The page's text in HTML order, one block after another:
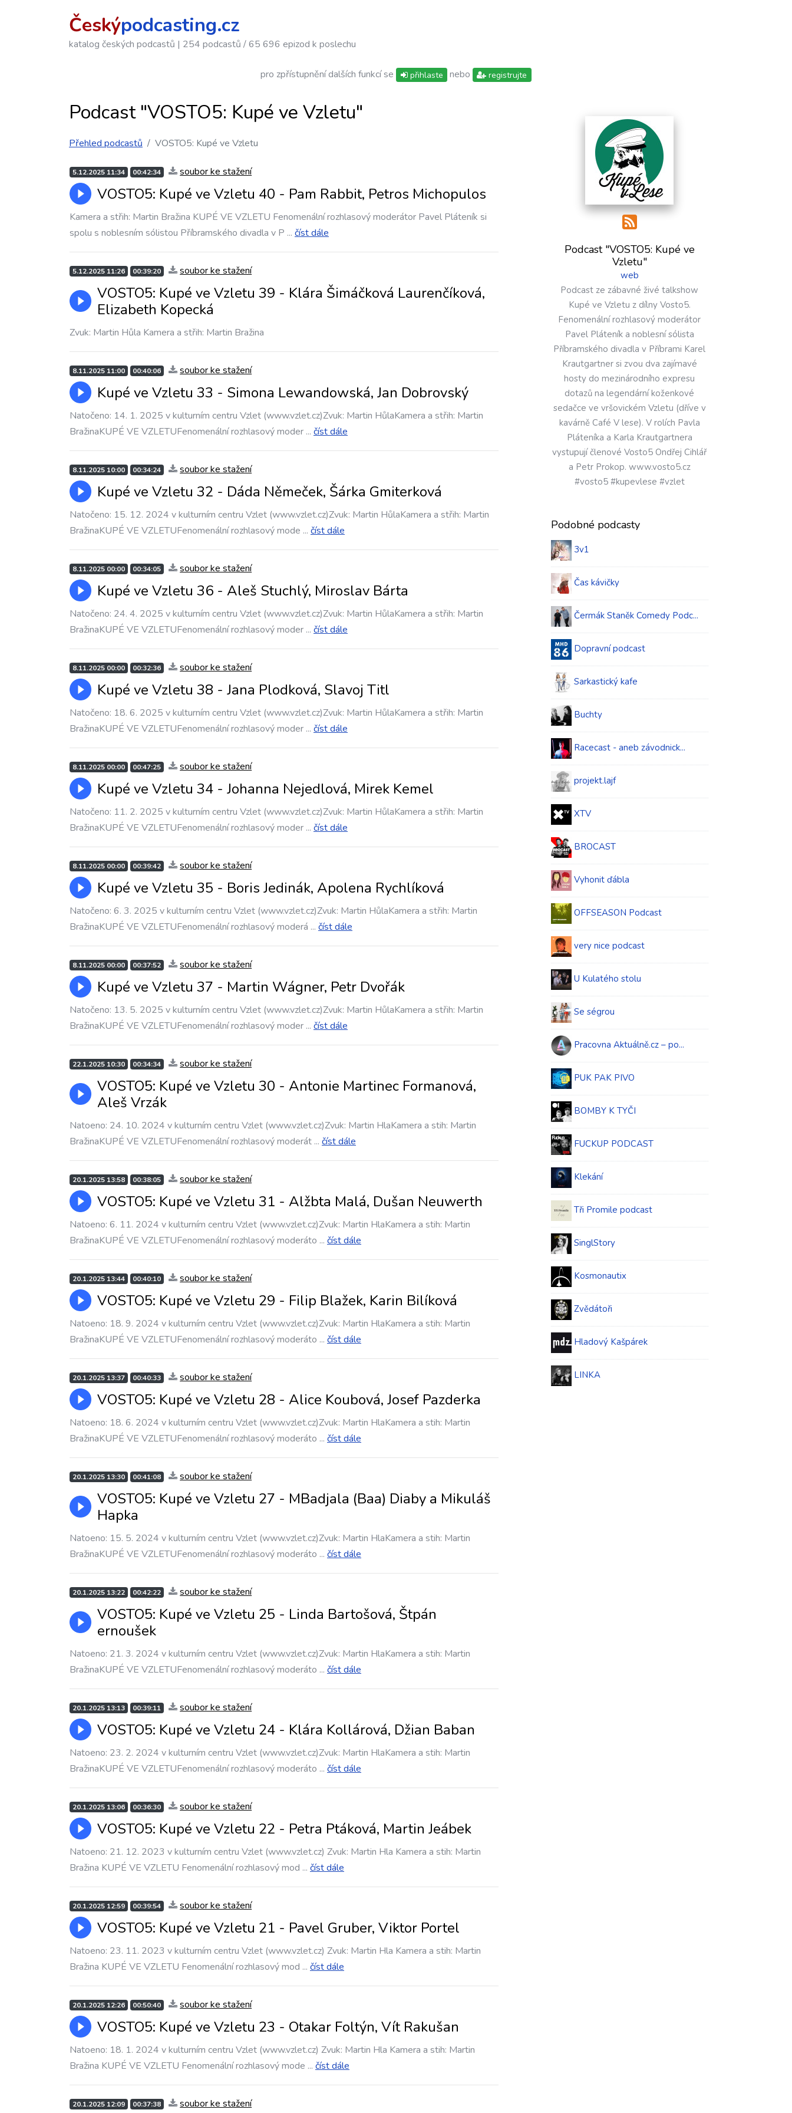
Českýpodcasting.cz
katalog českých podcastů | 254 podcastů / 65 696 epizod k poslechu
pro zpřístupnění dalších funkcí se přihlaste nebo registrujte
Podcast "VOSTO5: Kupé ve Vzletu"
Přehled podcastů VOSTO5: Kupé ve Vzletu
5.12.2025 11:34 00:42:34 soubor ke stažení
VOSTO5: Kupé ve Vzletu 40 - Pam Rabbit, Petros Michopulos
Kamera a střih: Martin Bražina KUPÉ VE VZLETU Fenomenální rozhlasový moderátor Pavel Pláteník si
spolu s noblesním sólistou Příbramského divadla v P ... číst dále
5.12.2025 11:26 00:39:20 soubor ke stažení
VOSTO5: Kupé ve Vzletu 39 - Klára Šimáčková Laurenčíková,
Elizabeth Kopecká
Zvuk: Martin Hůla Kamera a střih: Martin Bražina
8.11.2025 11:00 00:40:06 soubor ke stažení
Kupé ve Vzletu 33 - Simona Lewandowská, Jan Dobrovský
Natočeno: 14. 1. 2025 v kulturním centru Vzlet (www.vzlet.cz)Zvuk: Martin HůlaKamera a střih: Martin
BražinaKUPÉ VE VZLETUFenomenální rozhlasový moder ... číst dále
8.11.2025 10:00 00:34:24 soubor ke stažení
Kupé ve Vzletu 32 - Dáda Němeček, Šárka Gmiterková
Natočeno: 15. 12. 2024 v kulturním centru Vzlet (www.vzlet.cz)Zvuk: Martin HůlaKamera a střih: Martin
BražinaKUPÉ VE VZLETUFenomenální rozhlasový mode ... číst dále
8.11.2025 00:00 00:34:05 soubor ke stažení
Kupé ve Vzletu 36 - Aleš Stuchlý, Miroslav Bárta
Natočeno: 24. 4. 2025 v kulturním centru Vzlet (www.vzlet.cz)Zvuk: Martin HůlaKamera a střih: Martin
BražinaKUPÉ VE VZLETUFenomenální rozhlasový moder ... číst dále
8.11.2025 00:00 00:32:36 soubor ke stažení
Kupé ve Vzletu 38 - Jana Plodková, Slavoj Titl
Natočeno: 18. 6. 2025 v kulturním centru Vzlet (www.vzlet.cz)Zvuk: Martin HůlaKamera a střih: Martin
BražinaKUPÉ VE VZLETUFenomenální rozhlasový moder ... číst dále
8.11.2025 00:00 00:47:25 soubor ke stažení
Kupé ve Vzletu 34 - Johanna Nejedlová, Mirek Kemel
Natočeno: 11. 2. 2025 v kulturním centru Vzlet (www.vzlet.cz)Zvuk: Martin HůlaKamera a střih: Martin
BražinaKUPÉ VE VZLETUFenomenální rozhlasový moder ... číst dále
8.11.2025 00:00 00:39:42 soubor ke stažení
Kupé ve Vzletu 35 - Boris Jedinák, Apolena Rychlíková
Natočeno: 6. 3. 2025 v kulturním centru Vzlet (www.vzlet.cz)Zvuk: Martin HůlaKamera a střih: Martin
BražinaKUPÉ VE VZLETUFenomenální rozhlasový moderá ... číst dále
8.11.2025 00:00 00:37:52 soubor ke stažení
Kupé ve Vzletu 37 - Martin Wágner, Petr Dvořák
Natočeno: 13. 5. 2025 v kulturním centru Vzlet (www.vzlet.cz)Zvuk: Martin HůlaKamera a střih: Martin
BražinaKUPÉ VE VZLETUFenomenální rozhlasový moder ... číst dále
22.1.2025 10:30 00:34:34 soubor ke stažení
VOSTO5: Kupé ve Vzletu 30 - Antonie Martinec Formanová,
Aleš Vrzák
Natoeno: 24. 10. 2024 v kulturním centru Vzlet (www.vzlet.cz)Zvuk: Martin HlaKamera a stih: Martin
BražinaKUPÉ VE VZLETUFenomenální rozhlasový moderát ... číst dále
20.1.2025 13:58 00:38:05 soubor ke stažení
VOSTO5: Kupé ve Vzletu 31 - Alžbta Malá, Dušan Neuwerth
Natoeno: 6. 11. 2024 v kulturním centru Vzlet (www.vzlet.cz)Zvuk: Martin HlaKamera a stih: Martin
BražinaKUPÉ VE VZLETUFenomenální rozhlasový moderáto ... číst dále
20.1.2025 13:44 00:40:10 soubor ke stažení
VOSTO5: Kupé ve Vzletu 29 - Filip Blažek, Karin Bilíková
Natoeno: 18. 9. 2024 v kulturním centru Vzlet (www.vzlet.cz)Zvuk: Martin HlaKamera a stih: Martin
BražinaKUPÉ VE VZLETUFenomenální rozhlasový moderáto ... číst dále
20.1.2025 13:37 00:40:33 soubor ke stažení
VOSTO5: Kupé ve Vzletu 28 - Alice Koubová, Josef Pazderka
Natoeno: 18. 6. 2024 v kulturním centru Vzlet (www.vzlet.cz)Zvuk: Martin HlaKamera a stih: Martin
BražinaKUPÉ VE VZLETUFenomenální rozhlasový moderáto ... číst dále
20.1.2025 13:30 00:41:08 soubor ke stažení
VOSTO5: Kupé ve Vzletu 27 - MBadjala (Baa) Diaby a Mikuláš
Hapka
Natoeno: 15. 5. 2024 v kulturním centru Vzlet (www.vzlet.cz)Zvuk: Martin HlaKamera a stih: Martin
BražinaKUPÉ VE VZLETUFenomenální rozhlasový moderáto ... číst dále
20.1.2025 13:22 00:42:22 soubor ke stažení
VOSTO5: Kupé ve Vzletu 25 - Linda Bartošová, Štpán
ernoušek
Natoeno: 21. 3. 2024 v kulturním centru Vzlet (www.vzlet.cz)Zvuk: Martin HlaKamera a stih: Martin
BražinaKUPÉ VE VZLETUFenomenální rozhlasový moderáto ... číst dále
20.1.2025 13:13 00:39:11 soubor ke stažení
VOSTO5: Kupé ve Vzletu 24 - Klára Kollárová, Džian Baban
Natoeno: 23. 2. 2024 v kulturním centru Vzlet (www.vzlet.cz)Zvuk: Martin HlaKamera a stih: Martin
BražinaKUPÉ VE VZLETUFenomenální rozhlasový moderáto ... číst dále
20.1.2025 13:06 00:36:30 soubor ke stažení
VOSTO5: Kupé ve Vzletu 22 - Petra Ptáková, Martin Jeábek
Natoeno: 21. 12. 2023 v kulturním centru Vzlet (www.vzlet.cz) Zvuk: Martin Hla Kamera a stih: Martin
Bražina KUPÉ VE VZLETU Fenomenální rozhlasový mod ... číst dále
20.1.2025 12:59 00:39:54 soubor ke stažení
VOSTO5: Kupé ve Vzletu 21 - Pavel Gruber, Viktor Portel
Natoeno: 23. 11. 2023 v kulturním centru Vzlet (www.vzlet.cz) Zvuk: Martin Hla Kamera a stih: Martin
Bražina KUPÉ VE VZLETU Fenomenální rozhlasový mod ... číst dále
20.1.2025 12:26 00:50:40 soubor ke stažení
VOSTO5: Kupé ve Vzletu 23 - Otakar Foltýn, Vít Rakušan
Natoeno: 18. 1. 2024 v kulturním centru Vzlet (www.vzlet.cz) Zvuk: Martin Hla Kamera a stih: Martin
Bražina KUPÉ VE VZLETU Fenomenální rozhlasový mode ... číst dále
20.1.2025 12:09 00:37:38 soubor ke stažení
Podcast "VOSTO5: Kupé ve
Vzletu"
web
Podcast ze zábavné živé talkshow
Kupé ve Vzletu z dílny Vosto5.
Fenomenální rozhlasový moderátor
Pavel Pláteník a noblesní sólista
Příbramského divadla v Příbrami Karel
Krautgartner si zvou dva zajímavé
hosty do mezinárodního expresu
dotazů na legendární koženkové
sedačce ve vršovickém Vzletu (dříve v
kavárně Café V lese). V rolích Pavla
Pláteníka a Karla Krautgartnera
vystupují členové Vosto5 Ondřej Cihlář
a Petr Prokop. www.vosto5.cz
#vosto5 #kupevlese #vzlet
Podobné podcasty
3v1
Čas kávičky
Čermák Staněk Comedy Podc...
Dopravní podcast
Sarkastický kafe
Buchty
Racecast - aneb závodnick...
projekt.lajf
XTV
BROCAST
Vyhonit ďábla
OFFSEASON Podcast
very nice podcast
U Kulatého stolu
Se ségrou
Pracovna Aktuálně.cz – po...
PUK PAK PIVO
BOMBY K TYČI
FUCKUP PODCAST
Klekání
Tři Promile podcast
SinglStory
Kosmonautix
Zvědátoři
Hladový Kašpárek
LINKA